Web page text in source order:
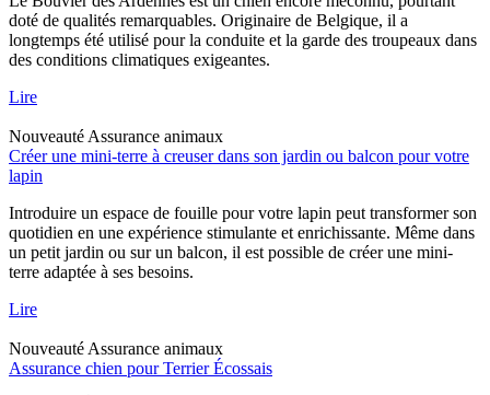
doté de qualités remarquables. Originaire de Belgique, il a
longtemps été utilisé pour la conduite et la garde des troupeaux dans
des conditions climatiques exigeantes.
Lire
Nouveauté Assurance animaux
Créer une mini-terre à creuser dans son jardin ou balcon pour votre
lapin
Introduire un espace de fouille pour votre lapin peut transformer son
quotidien en une expérience stimulante et enrichissante. Même dans
un petit jardin ou sur un balcon, il est possible de créer une mini-
terre adaptée à ses besoins.
Lire
Nouveauté Assurance animaux
Assurance chien pour Terrier Écossais